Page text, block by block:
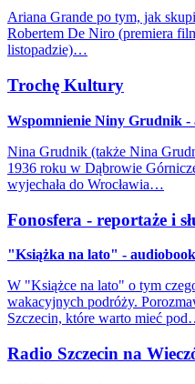
Ariana Grande po tym, jak
Robertem De Niro (premiera
listopadzie)…
Trochę Kultury
Wspomnienie Niny Grudnik -
Nina Grudnik (także Nina
1936 roku w Dąbrowie
wyjechała do Wrocławia…
Fonosfera - reportaże i
"Książka na lato" -
W "Książce na lato" o tym
wakacyjnych podróży.
Szczecin, które warto mieć
Radio Szczecin na